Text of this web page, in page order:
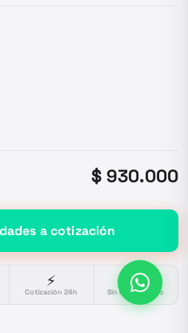
$ 930.000
a cotización
⚡
Cotización 24h
🔒
Sin compromiso